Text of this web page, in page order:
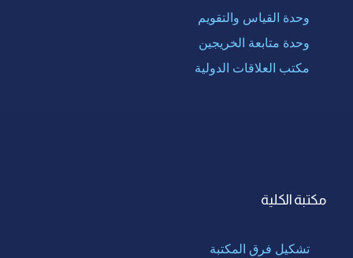
وحدة القياس والتقويم
وحدة متابعة الخريجين
مكتب العلاقات الدولية
مكتبة الكلية
تشكيل فرق المكتبة